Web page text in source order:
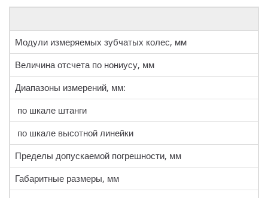
Модули измеряемых зубчатых колес, мм
Величина отсчета по нониусу, мм
Диапазоны измерений, мм:
по шкале штанги
по шкале высотной линейки
Пределы допускаемой погрешности, мм
Габаритные размеры, мм